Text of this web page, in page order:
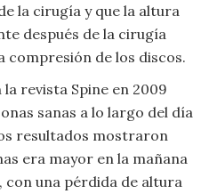
la cirugía y que la altura
después de la cirugía
compresión de los discos.
revista Spine en 2009
sanas a lo largo del día
resultados mostraron
era mayor en la mañana
una pérdida de altura